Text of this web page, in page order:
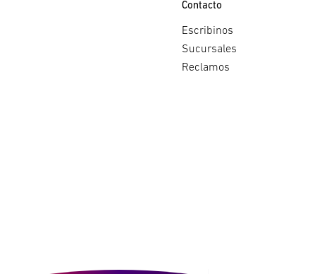
Contacto
Escribinos
Sucursales
Reclamos